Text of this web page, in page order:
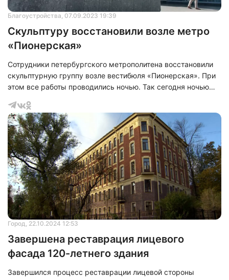
Благоустройства, 07.09.2023 19:39
Скульптуру восстановили возле метро
«Пионерская»
Сотрудники петербургского метрополитена восстановили
скульптурную группу возле вестибюля «Пионерская». При
этом все работы проводились ночью. Так сегодня ночью
несколько дней назад оторвал неизвестный мужчина.
Город, 22.10.2024 12:53
Завершена реставрация лицевого
фасада 120-летнего здания
Завершился процесс реставрации лицевой стороны